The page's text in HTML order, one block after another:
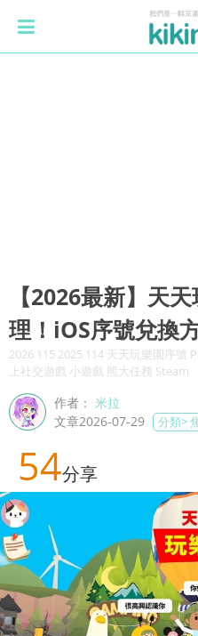
【2026最新】天
理！iOS序號兌換
2026 115 2025 114 天天玩樂園序號
上社交遊戲 小遊戲 熊大任務 Steam
作者：米拉
文章2026-07-29
分類>
54分享